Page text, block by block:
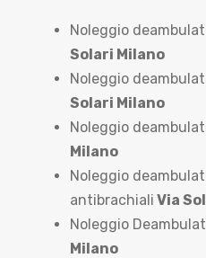
Noleggio
Solari Milano
Noleggio
Solari Milano
Noleggio
Milano
Noleggio
antibrachiali Via
Noleggio
Milano